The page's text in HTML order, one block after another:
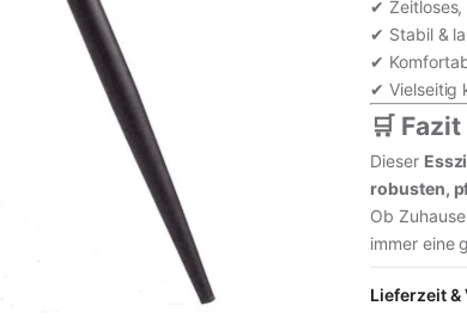
✔ Zeitloses,
✔ Stabil &
✔
✔ Vielseitig
🛒 Fazit
Dieser
robusten,
Ob
immer eine
Lieferzeit &